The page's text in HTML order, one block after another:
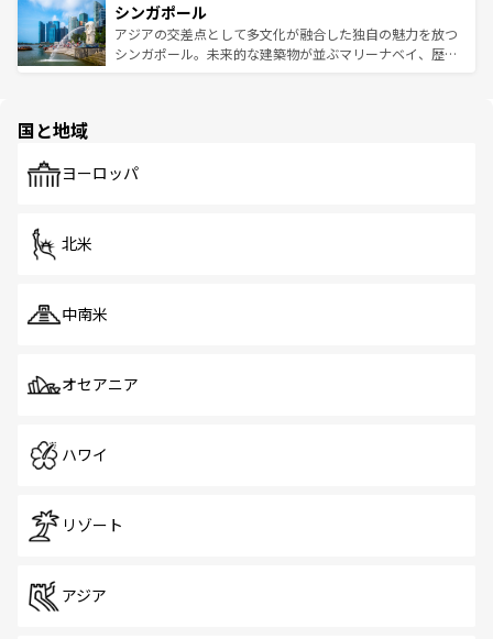
参照してほしい。
激する。気候は一年中温暖で、どの季節にも異なる楽しみ
が待っている。親しみやすいタイの人々、仏教を中心とし
た文化、そして多様な観光資源が、訪れる旅人を魅了し続
み、どこを訪れても感動するはず。観光スポットが密集し
ており、効率よく見どころを回れるのも魅力。息をのむよ
うな絶景から文化的な体験まで、香港を存分に楽しみ尽く
シンガポール
アジアの交差点として多文化が融合した独自の魅力を放つ
シンガポール。未来的な建築物が並ぶマリーナベイ、歴史
で、ホーカーズは地元の風情を楽しめる外せないスポット
国と地域
ヨーロッパ
北米
中南米
オセアニア
ハワイ
リゾート
アジア